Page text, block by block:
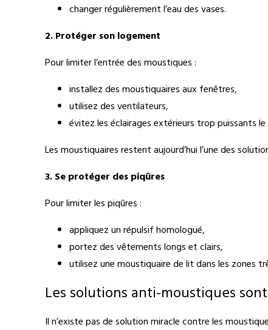
changer régulièrement l’eau des vases.
2. Protéger son logement
Pour limiter l’entrée des moustiques :
installez des moustiquaires aux fenêtres,
utilisez des ventilateurs,
évitez les éclairages extérieurs trop puissants le
Les moustiquaires restent aujourd’hui l’une des
3. Se protéger des piqûres
Pour limiter les piqûres :
appliquez un répulsif homologué,
portez des vêtements longs et clairs,
utilisez une moustiquaire de lit dans les zones
Les solutions anti-moustiques
Il n’existe pas de solution miracle contre les